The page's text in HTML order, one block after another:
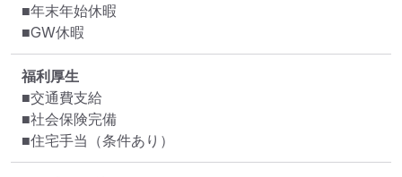
■年末年始休暇
■GW休暇
福利厚生
■交通費支給
■社会保険完備
■住宅手当（条件あり）